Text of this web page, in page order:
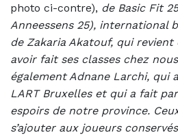
photo ci-contre), de Basic Fit
Anneessens 25), international
de Zakaria Akatouf, qui
avoir fait ses classes chez
également Adnane Larchi, qui
LART Bruxelles et qui a fait
espoirs de notre province.
s’ajouter aux joueurs